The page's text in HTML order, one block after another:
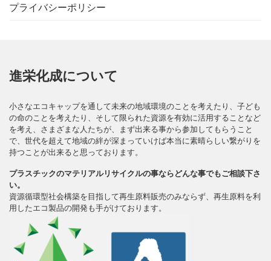
プライバシーポリシー
進栄化成について
小さなエコキャップを通して未来の地域環境のことを考えたり、子ども
の命のことを考えたり、そして限られた資源を有効に活用することなど
を考え、さまざまな人たちが、まず出来る事から参加してもらうこと
で、世代を超えて地域の絆が深まっていけば本当に素晴らしい繋がりを
持つことが出来ると思っております。
プラスチックのマテリアルリサイクルの事ならどんな事でもご相談下さ
い。
資源循環型社会構築を目指して再生原料販売のみならず、再生原料を利
用したエコ製品の開発も手がけております。